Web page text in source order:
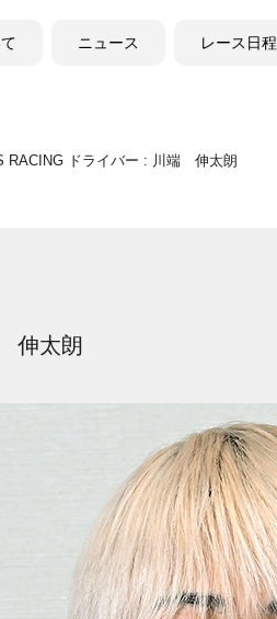
ニュース レース日程
RACING ドライバー : 川端 伸太朗
伸太朗